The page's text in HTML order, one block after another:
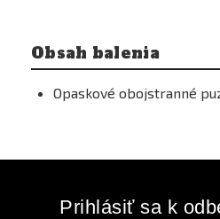
Obsah balenia
Opaskové obojstranné
Prihlásiť sa k